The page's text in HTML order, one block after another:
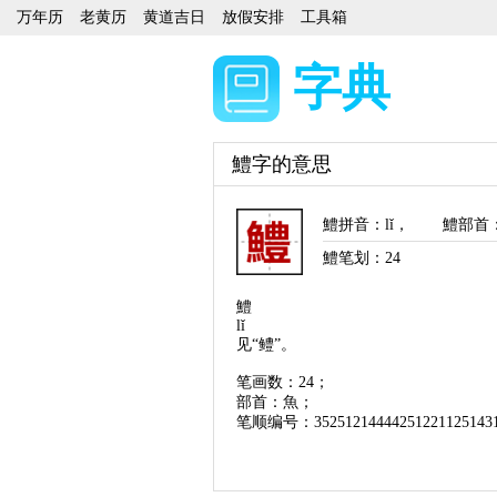
万年历 老黄历 黄道吉日 放假安排 工具箱
字典
鱧字的意思
鱧拼音 ： lǐ ， 鱧部首
鱧笔划： 24
鱧
lǐ
见“鳢”。
笔画数：24；
部首：魚；
笔顺编号：